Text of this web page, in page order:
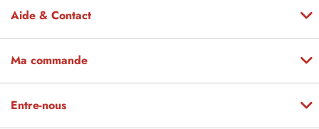
Aide & Contact
Ma commande
Entre-nous